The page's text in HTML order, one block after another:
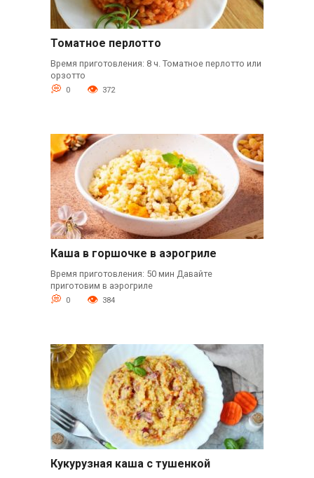
Томатное перлотто
Время приготовления: 8 ч. Томатное перлотто или
орзотто
0 372
Каша в горшочке в аэрогриле
Время приготовления: 50 мин Давайте
приготовим в аэрогриле
0 384
Кукурузная каша с тушенкой